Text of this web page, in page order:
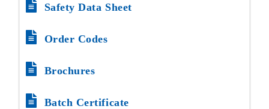
Safety Data Sheet
Order Codes
Brochures
Batch Certificate